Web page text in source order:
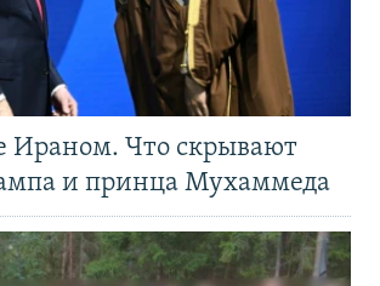
Ираном. Что скрывают
и принца Мухаммеда